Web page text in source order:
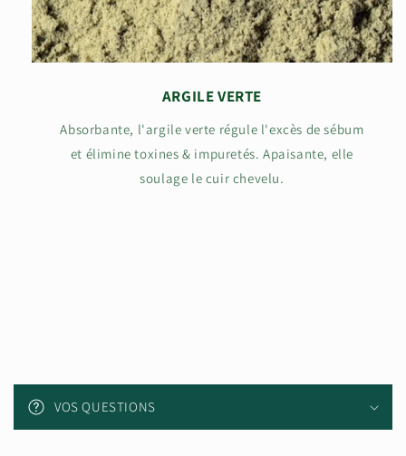
ARGILE VERTE
Absorbante, l'argile verte régule l'excès de sébum
et élimine toxines & impuretés. Apaisante, elle
soulage le cuir chevelu.
VOS QUESTIONS